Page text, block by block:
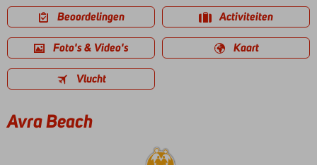
Beoordelingen Activiteiten
Foto's & Video's Kaart
Vlucht
Avra Beach